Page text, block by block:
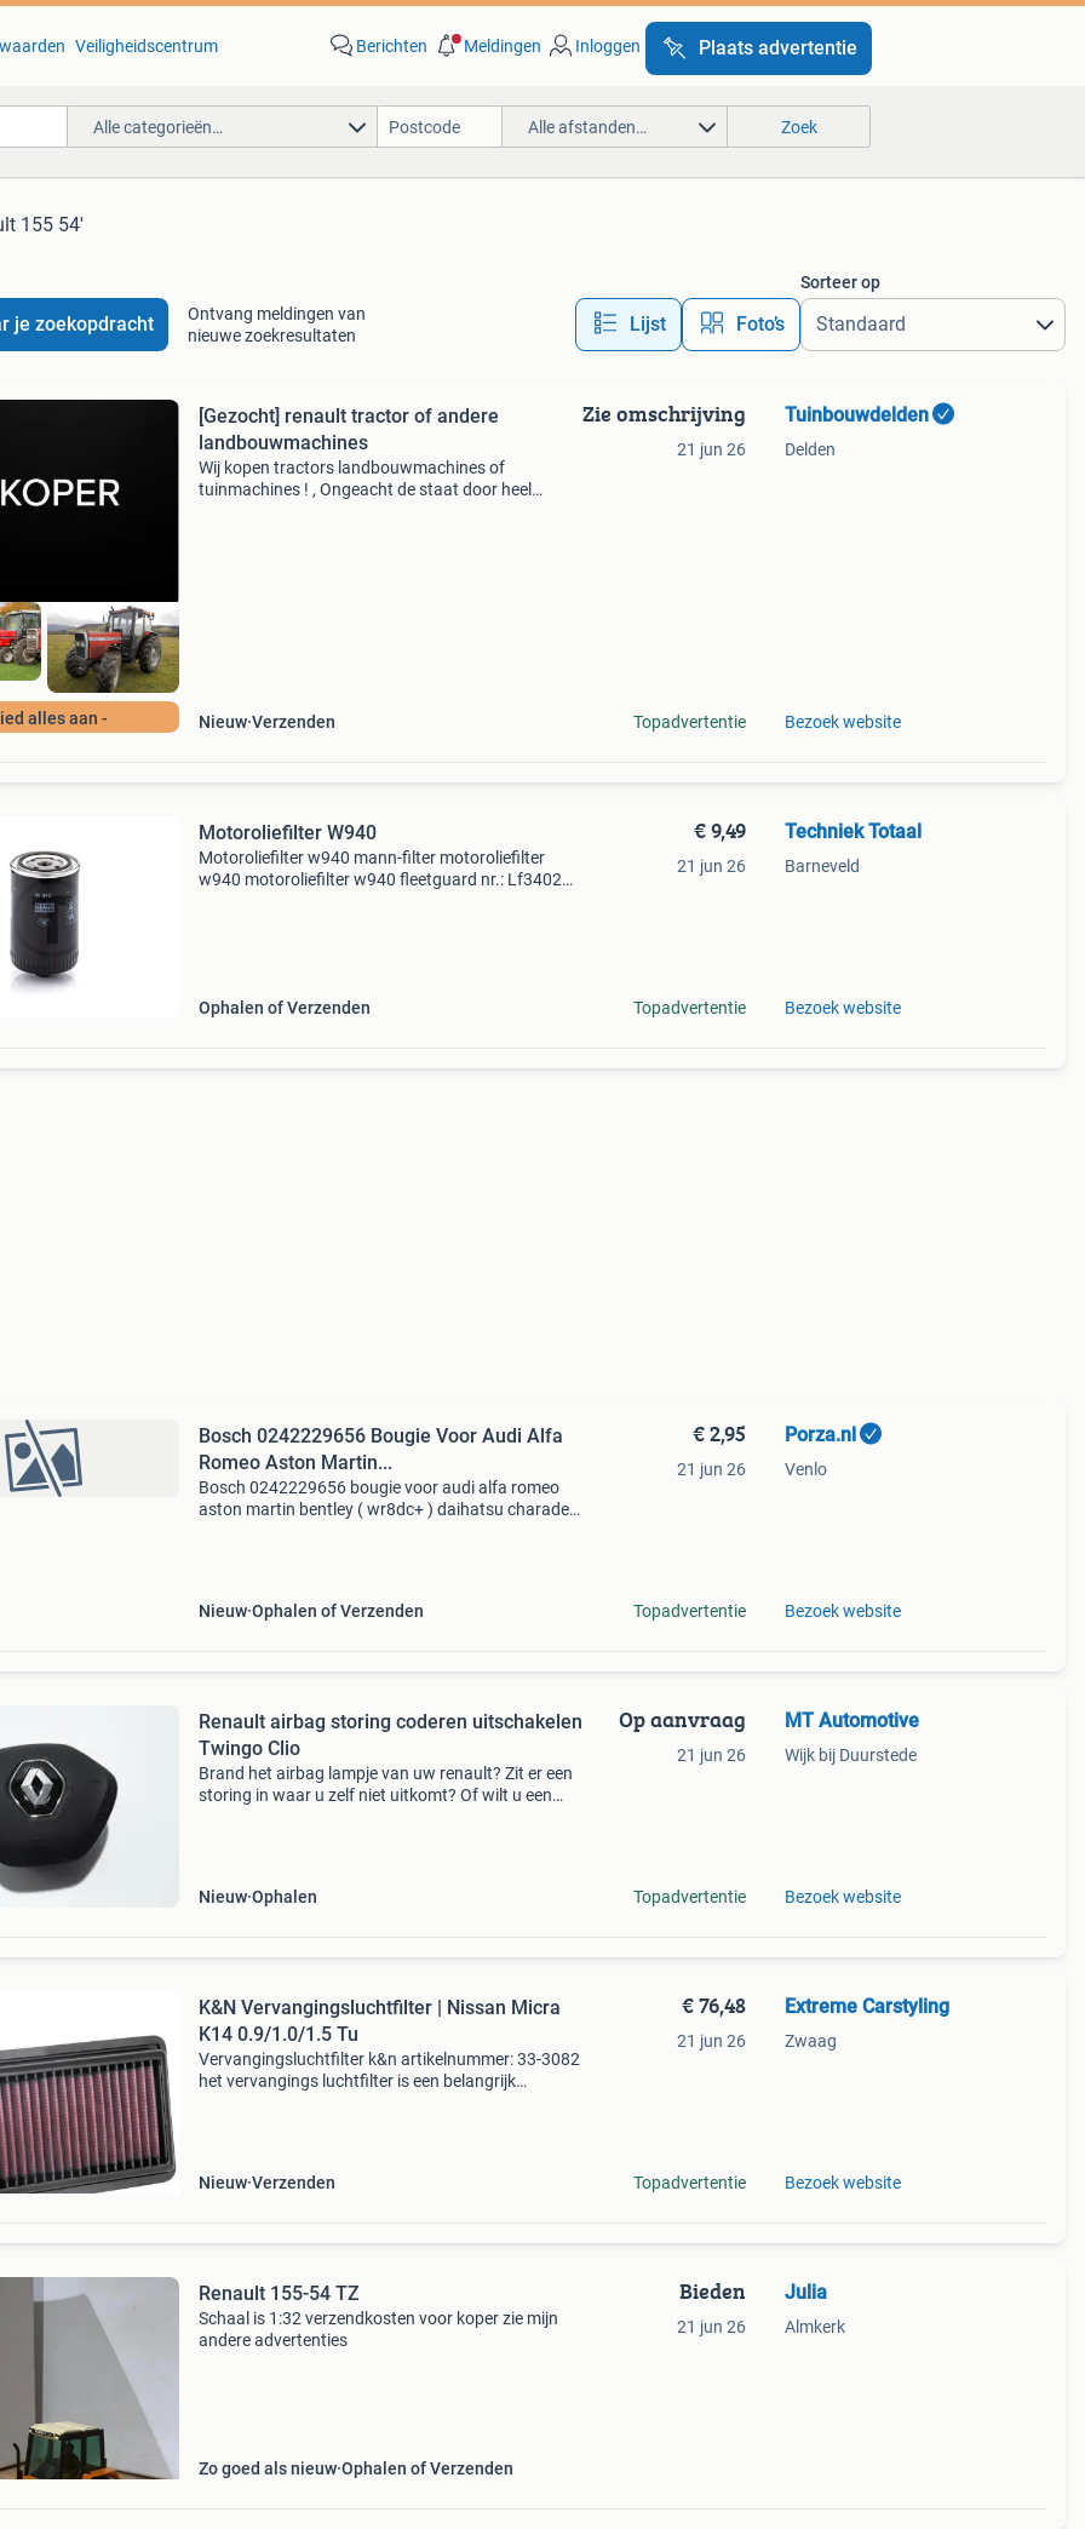
Veiligheidscentrum Berichten Meldingen Inloggen Plaats advertentie
Alle categorieën… Alle afstanden… Zoek
155 54'
je zoekopdracht
Ontvang meldingen van
nieuwe zoekresultaten
Lijst Foto’s
Sorteer op
alles aan -
[Gezocht] renault tractor of andere
landbouwmachines
Wij kopen tractors landbouwmachines of
tuinmachines ! , Ongeacht de staat door heel
Nieuw Verzenden
Zie omschrijving
21 jun 26
Topadvertentie
Tuinbouwdelden
Delden
Bezoek website
Motoroliefilter W940
Motoroliefilter w940 mann-filter motoroliefilter
w940 motoroliefilter w940 fleetguard nr.: Lf3402
Ophalen of Verzenden
€ 9,49
21 jun 26
Topadvertentie
Techniek Totaal
Barneveld
Bezoek website
Bosch 0242229656 Bougie Voor Audi Alfa
Romeo Aston Martin...
Bosch 0242229656 bougie voor audi alfa romeo
aston martin bentley ( wr8dc+ ) daihatsu charade
Nieuw Ophalen of Verzenden
€ 2,95
21 jun 26
Topadvertentie
Porza.nl
Venlo
Bezoek website
Renault airbag storing coderen uitschakelen
Twingo Clio
Brand het airbag lampje van uw renault? Zit er een
storing in waar u zelf niet uitkomt? Of wilt u een
Nieuw Ophalen
Op aanvraag
21 jun 26
Topadvertentie
MT Automotive
Wijk bij Duurstede
Bezoek website
K&N Vervangingsluchtfilter | Nissan Micra
K14 0.9/1.0/1.5 Tu
Vervangingsluchtfilter k&n artikelnummer: 33-3082
het vervangings luchtfilter is een belangrijk
Nieuw Verzenden
€ 76,48
21 jun 26
Topadvertentie
Extreme Carstyling
Zwaag
Bezoek website
Renault 155-54 TZ
Schaal is 1:32 verzendkosten voor koper zie mijn
andere advertenties
Zo goed als nieuw Ophalen of Verzenden
Bieden
21 jun 26
Julia
Almkerk